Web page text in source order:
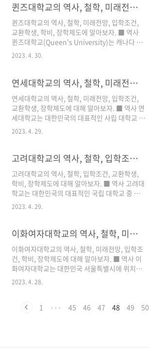
국내 독립운동가들의 노력과 역사적인 의미로 인
해 성균관은 1946년..
을 운영하고 있으며, 교육, 연구, 사회봉사를 통해
지식의 창조와 전파, 사회의 발전에 기여하고 있
습니다. 노스웨스턴 대학교는 창립 당시 유학자
들을 위한 종교 교육 기관으로 시작했습니다. 그
러나 시간이 지나면서 학교는 개방적이고 학문적
인 역사를 거쳐 현재의 모습을 갖추게 되었습니
학(Illinois Female Colleg..
퀸즈대학교의 역사, 철학, 미래전망, 입학조건, 교환학생, 학비, 장학제도
퀸즈대학교의 역사, 철학, 미래전망, 입학조건,
교환학생, 학비, 장학제도에 알아보자. ■ 역사
퀸즈대학교(Queen's University)는 캐나다 온
타리오주 킹스턴에 위치한 공립 대학으로, 1841
of Scotland) 교단의 교육기관으로 시작했다. 퀸
즈대학교는 대학원 프로그램을 비롯한 다양한 학
부 전공 분야를 갖추고 있으며, 특히 경영학, 엔지
니어링, 언어학 및 문학 등에서 우수한 평판을 지
니고 있다. 대학의 학부 프로그램에는 예술 및 과
학, 경영학, 의과대학, 법학, 교육학, 보건과학, 엔
학 중 하나였으며,..
2023. 4. 30.
연세대학교의 역사, 철학, 미래전망, 입학조건, 교환학생, 장학제도
연세대학교의 역사, 철학, 미래전망, 입학조건,
교환학생, 장학제도에 대해 알아보자. ■ 역사 연
세대학교는 대한민국의 대표적인 사립 대학교 중
하나로, 1885년에는 조선총독부의 일환으로 설
립된 양립학당을 전신으로 하고 있다. 이후 1910
교되었지만, 1946년에 다시 개교되어 현재까지
운영되고 있다. 연세대학교는 설립 당시 양립학
당으로 시작하여, 이후 철도통신부 고등공업학
교, 연세공과대학, 연세대학교로 발전해 왔다. 연
세대학교는 교육, 연구, 사회공헌 분야에서 우수
한 성과를 내며 국내외에서 평가받고 있다. 특히,
를 이끌어내고 있다. 연세대학교는 대한민국의
교육계와 학..
2023. 4. 29.
고려대학교의 역사, 철학, 입학조건, 교환학생, 학비, 장학제도
고려대학교의 역사, 철학, 입학조건, 교환학생,
학비, 장학제도에 대해 알아보자. ■ 역사 고려대
학교는 대한민국의 대표적인 국립 대학교 중 하
나로, 1905년 일본의 식민 지배하에서 개교한 조
선총독부고등교육포장학교를 전신으로 하고 있
양성을 목적으로 설립되었다. 그러나 조선총독부
고등교육포장학교에서는 대한제국을 지배하던
일본의 지배 체제를 유지하기 위해 일본식 교육
체계와 일본어가 강제로 적용되었다. 이에 학생
들은 이에 반발하며, 1919년 3월 1일 만세운동
을 통해 국내의 민주주의 운동과 연계하여 일제
립고려대학교로 개칭되었고, 국내 대학교의 중심
2023. 4. 29.
이화여자대학교의 역사, 철학, 미래전망, 입학조건, 학비, 장학제도
이화여자대학교의 역사, 철학, 미래전망, 입학조
건, 학비, 장학제도에 대해 알아보자. ■ 역사 이
화여자대학교는 대한민국 서울특별시에 위치한
여성 전문대학이다. 1886년 미국 선교사인 메리
다. 이후 1910년 이화학교로 개칭되었고, 1946
2023. 4. 28.
1 ··· 45 46 47 48 49 50